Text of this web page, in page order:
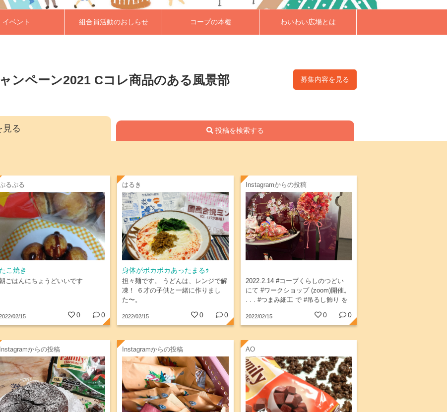
イベント 組合員活動のおしらせ コープの本棚 わいわい広場とは
ンペーン2021 Cコレ商品のある風景部
募集内容を見る
る 投稿を検索する
るぷる
たこ焼き
ごはんにちょうどいいです
02/15 0 0
はるき
身体がポカポカあったまるｩ
担々麺です。 うどんは、レンジで解
凍！ ６才の子供と一緒に作りまし
た〜。
2022/02/15 0 0
Instagramからの投稿
2022.2.14 #コープくらしのつどい
にて #ワークショップ (zoom)開催。
. . . #つまみ細工 で #吊るし飾り を
2022/02/15 0 0
Instagramからの投稿 Instagramからの投稿 AO